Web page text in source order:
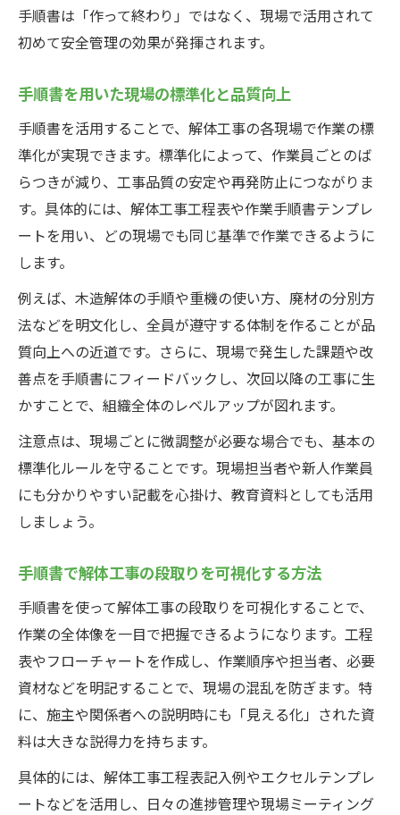
手順書は「作って終わり」ではなく、現場で活用されて
初めて安全管理の効果が発揮されます。
手順書を用いた現場の標準化と品質向上
手順書を活用することで、解体工事の各現場で作業の標
準化が実現できます。標準化によって、作業員ごとのば
らつきが減り、工事品質の安定や再発防止につながりま
す。具体的には、解体工事工程表や作業手順書テンプレ
ートを用い、どの現場でも同じ基準で作業できるように
します。
例えば、木造解体の手順や重機の使い方、廃材の分別方
法などを明文化し、全員が遵守する体制を作ることが品
質向上への近道です。さらに、現場で発生した課題や改
善点を手順書にフィードバックし、次回以降の工事に生
かすことで、組織全体のレベルアップが図れます。
注意点は、現場ごとに微調整が必要な場合でも、基本の
標準化ルールを守ることです。現場担当者や新人作業員
にも分かりやすい記載を心掛け、教育資料としても活用
しましょう。
手順書で解体工事の段取りを可視化する方法
手順書を使って解体工事の段取りを可視化することで、
作業の全体像を一目で把握できるようになります。工程
表やフローチャートを作成し、作業順序や担当者、必要
資材などを明記することで、現場の混乱を防ぎます。特
に、施主や関係者への説明時にも「見える化」された資
料は大きな説得力を持ちます。
具体的には、解体工事工程表記入例やエクセルテンプレ
ートなどを活用し、日々の進捗管理や現場ミーティング